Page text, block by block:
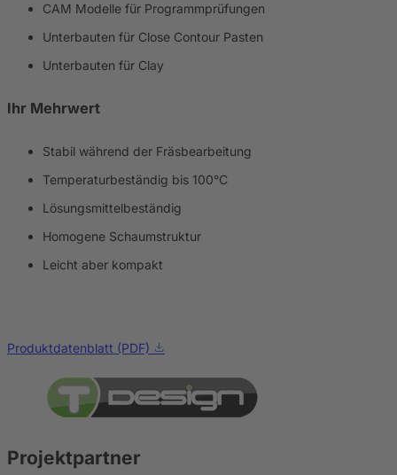
CAM Modelle für Programmprüfungen
Unterbauten für Close Contour Pasten
Unterbauten für Clay
Ihr Mehrwert
Stabil während der Fräsbearbeitung
Temperaturbeständig bis 100°C
Lösungsmittelbeständig
Homogene Schaumstruktur
Leicht aber kompakt
Produktdatenblatt (PDF)
Projektpartner